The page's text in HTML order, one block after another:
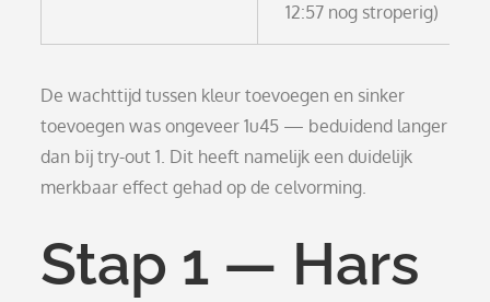
12:57 nog stroperig)
De wachttijd tussen kleur toevoegen en sinker
toevoegen was ongeveer 1u45 — beduidend langer
dan bij try-out 1. Dit heeft namelijk een duidelijk
merkbaar effect gehad op de celvorming.
Stap 1 — Hars